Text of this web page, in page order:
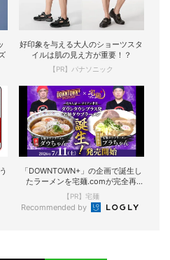
好印象を与える大人のショーツスタ
イルは肌の見え方が重要！？
【PR】パナソニック
「DOWNTOWN+」の企画で誕生し
たラーメンを宅麺.comが完全再
現！
【PR】宅麺
Recommended by